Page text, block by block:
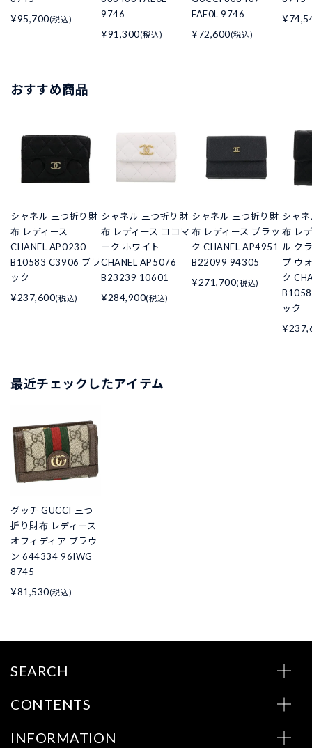
¥91,300 ¥72,600(税込)
CHANEL AP0230
B10583 C3906 ブラ
ック
¥237,600
ーク ホワイト
CHANEL AP5076
B23239 10601
¥284,900(税込)
ク CHANEL AP4951
B22099 94305
¥271,700 (税込)
ル ク
プ ウ
ク
ック
グッチ GUCCI 三つ
オフィディア ブラウ
ン 644334 96IWG
8745
¥81,530
SEARCH
CONTENTS
INFORMATION